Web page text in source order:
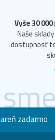
Vyše 30
Naše
dostupnosť
zadarmo